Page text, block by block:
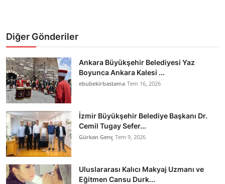
Diğer Gönderiler
Ankara Büyükşehir Belediyesi Yaz
Boyunca Ankara Kalesi ...
ebubekirbastama Tem 16, 2026
İzmir Büyükşehir Belediye Başkanı Dr.
Cemil Tugay Sefer...
Gürkan Genç Tem 9, 2026
Uluslararası Kalıcı Makyaj Uzmanı ve
Eğitmen Cansu Durk...